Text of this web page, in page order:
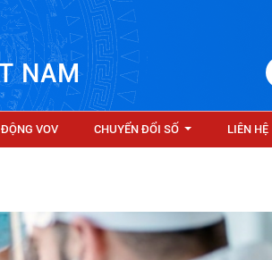
NAM
VOV CHUYỂN ĐỔI SỐ LIÊN HỆ